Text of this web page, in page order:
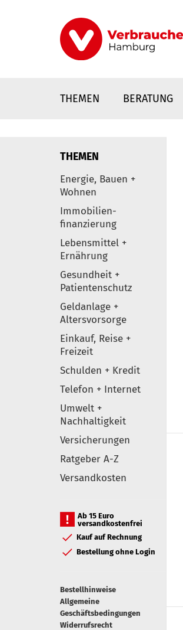
THEMEN BERATUNG
Elemente
THEMEN
Energie, Bauen +
Wohnen
Immobilien-
finanzierung
Lebensmittel +
Ernährung
Gesundheit +
Patientenschutz
Geldanlage +
Altersvorsorge
Einkauf, Reise +
Freizeit
Schulden + Kredit
Telefon + Internet
Umwelt +
Nachhaltigkeit
Versicherungen
Ratgeber A-Z
Versandkosten
Ab 15 Euro
versandkostenfrei
Kauf auf Rechnung
Bestellung ohne Login
Bestellhinweise
Allgemeine
Geschäftsbedingungen
Widerrufsrecht